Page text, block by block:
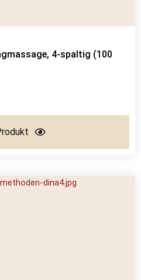
4-spaltig (100